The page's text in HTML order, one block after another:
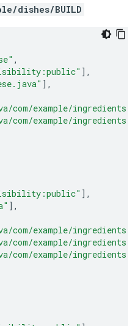
dishes/BUILD
,
],
],
com/example/
com/example/
],
],
com/example/
com/example/
com/example/